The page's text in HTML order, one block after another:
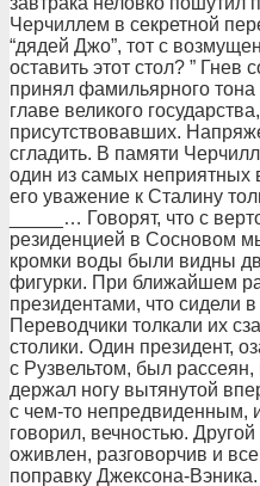
Черчиллем в секретной
“дядей Джо”, тот с
оставить этот стол? ” Гнев
принял фамильярного
главе великого
присутствовавших.
сгладить. В памяти
один из самых неприятных
его уважение к Сталину
_____… Говорят, что с
резиденцией в Сосновом
кромки воды были видны
фигурки. При ближайшем
президентами, что сидели
Переводчики толкали их
столики. Один президент,
с Рузвельтом, был
держал ногу вытянутой
с чем-то непредвиденным,
говорил, вечностью.
оживлен, разговорчив и
поправку Джексона-